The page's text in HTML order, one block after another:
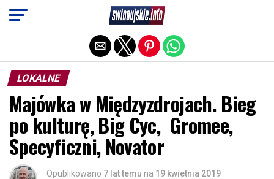
LOKALNE
Majówka w Międzyzdrojach. Bieg
po kulturę, Big Cyc, Gromee,
Specyficzni, Novator
Opublikowano 7 lat temu na 19 kwietnia 2019
Exit mobile version